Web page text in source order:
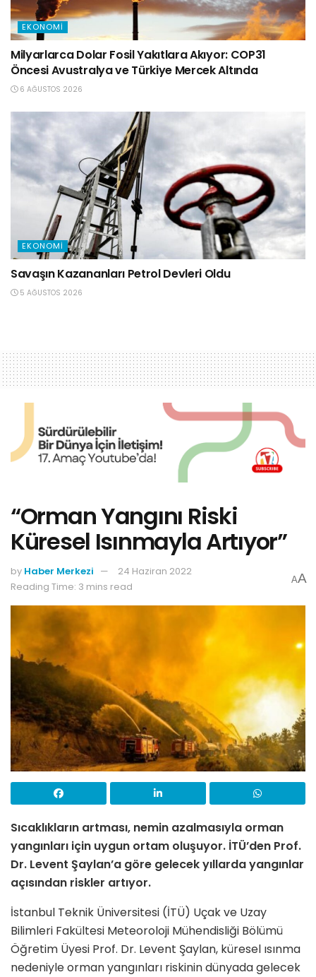
EKONOMI
Milyarlarca Dolar Fosil Yakıtlara Akıyor: COP31
Öncesi Avustralya ve Türkiye Mercek Altında
6 AĞUSTOS 2026
EKONOMI
Savaşın Kazananları Petrol Devleri Oldu
5 AĞUSTOS 2026
“Orman Yangını Riski
Küresel Isınmayla Artıyor”
by Haber Merkezi
24 Haziran 2022
Reading Time: 3 mins read
AA
Sıcaklıkların artması, nemin azalmasıyla orman
yangınları için uygun ortam oluşuyor. İTÜ’den Prof.
Dr. Levent Şaylan’a göre gelecek yıllarda yangınlar
açısından riskler artıyor.
İstanbul Teknik Üniversitesi (İTÜ) Uçak ve Uzay
Bilimleri Fakültesi Meteoroloji Mühendisliği Bölümü
Öğretim Üyesi Prof. Dr. Levent Şaylan, küresel ısınma
nedeniyle orman yangınları riskinin dünyada gelecek